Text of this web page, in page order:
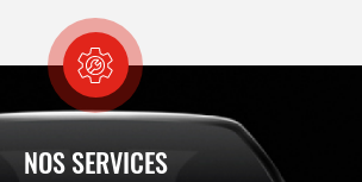
NOS SERVICES